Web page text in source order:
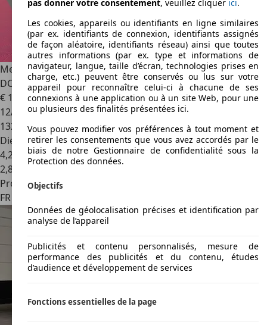
Mercedes-Benz CLA 220 Classe CLA 220 d Sensation 7-G
DCT A
€ 15 990
12/2015
132 500 km
Diesel
4,2 l/100 km (mixte)
2,8
Professionnel
FR 76200
pas donner votre consentement, veuillez cliquer ici.
Les cookies, appareils ou identifiants en ligne similaires
(par ex. identifiants de connexion, identifiants assignés
de façon aléatoire, identifiants réseau) ainsi que toutes
autres informations (par ex. type et informations de
navigateur, langue, taille d’écran, technologies prises en
charge, etc.) peuvent être conservés ou lus sur votre
appareil pour reconnaître celui-ci à chacune de ses
connexions à une application ou à un site Web, pour une
ou plusieurs des finalités présentées ici.
Vous pouvez modifier vos préférences à tout moment et
retirer les consentements que vous avez accordés par le
biais de notre Gestionnaire de confidentialité sous la
Protection des données.
Objectifs
Données de géolocalisation précises et identification par
analyse de l’appareil
Publicités et contenu personnalisés, mesure de
performance des publicités et du contenu, études
d’audience et développement de services
Fonctions essentielles de la page